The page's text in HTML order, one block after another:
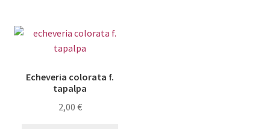
Echeveria colorata f.
tapalpa
2,00 €